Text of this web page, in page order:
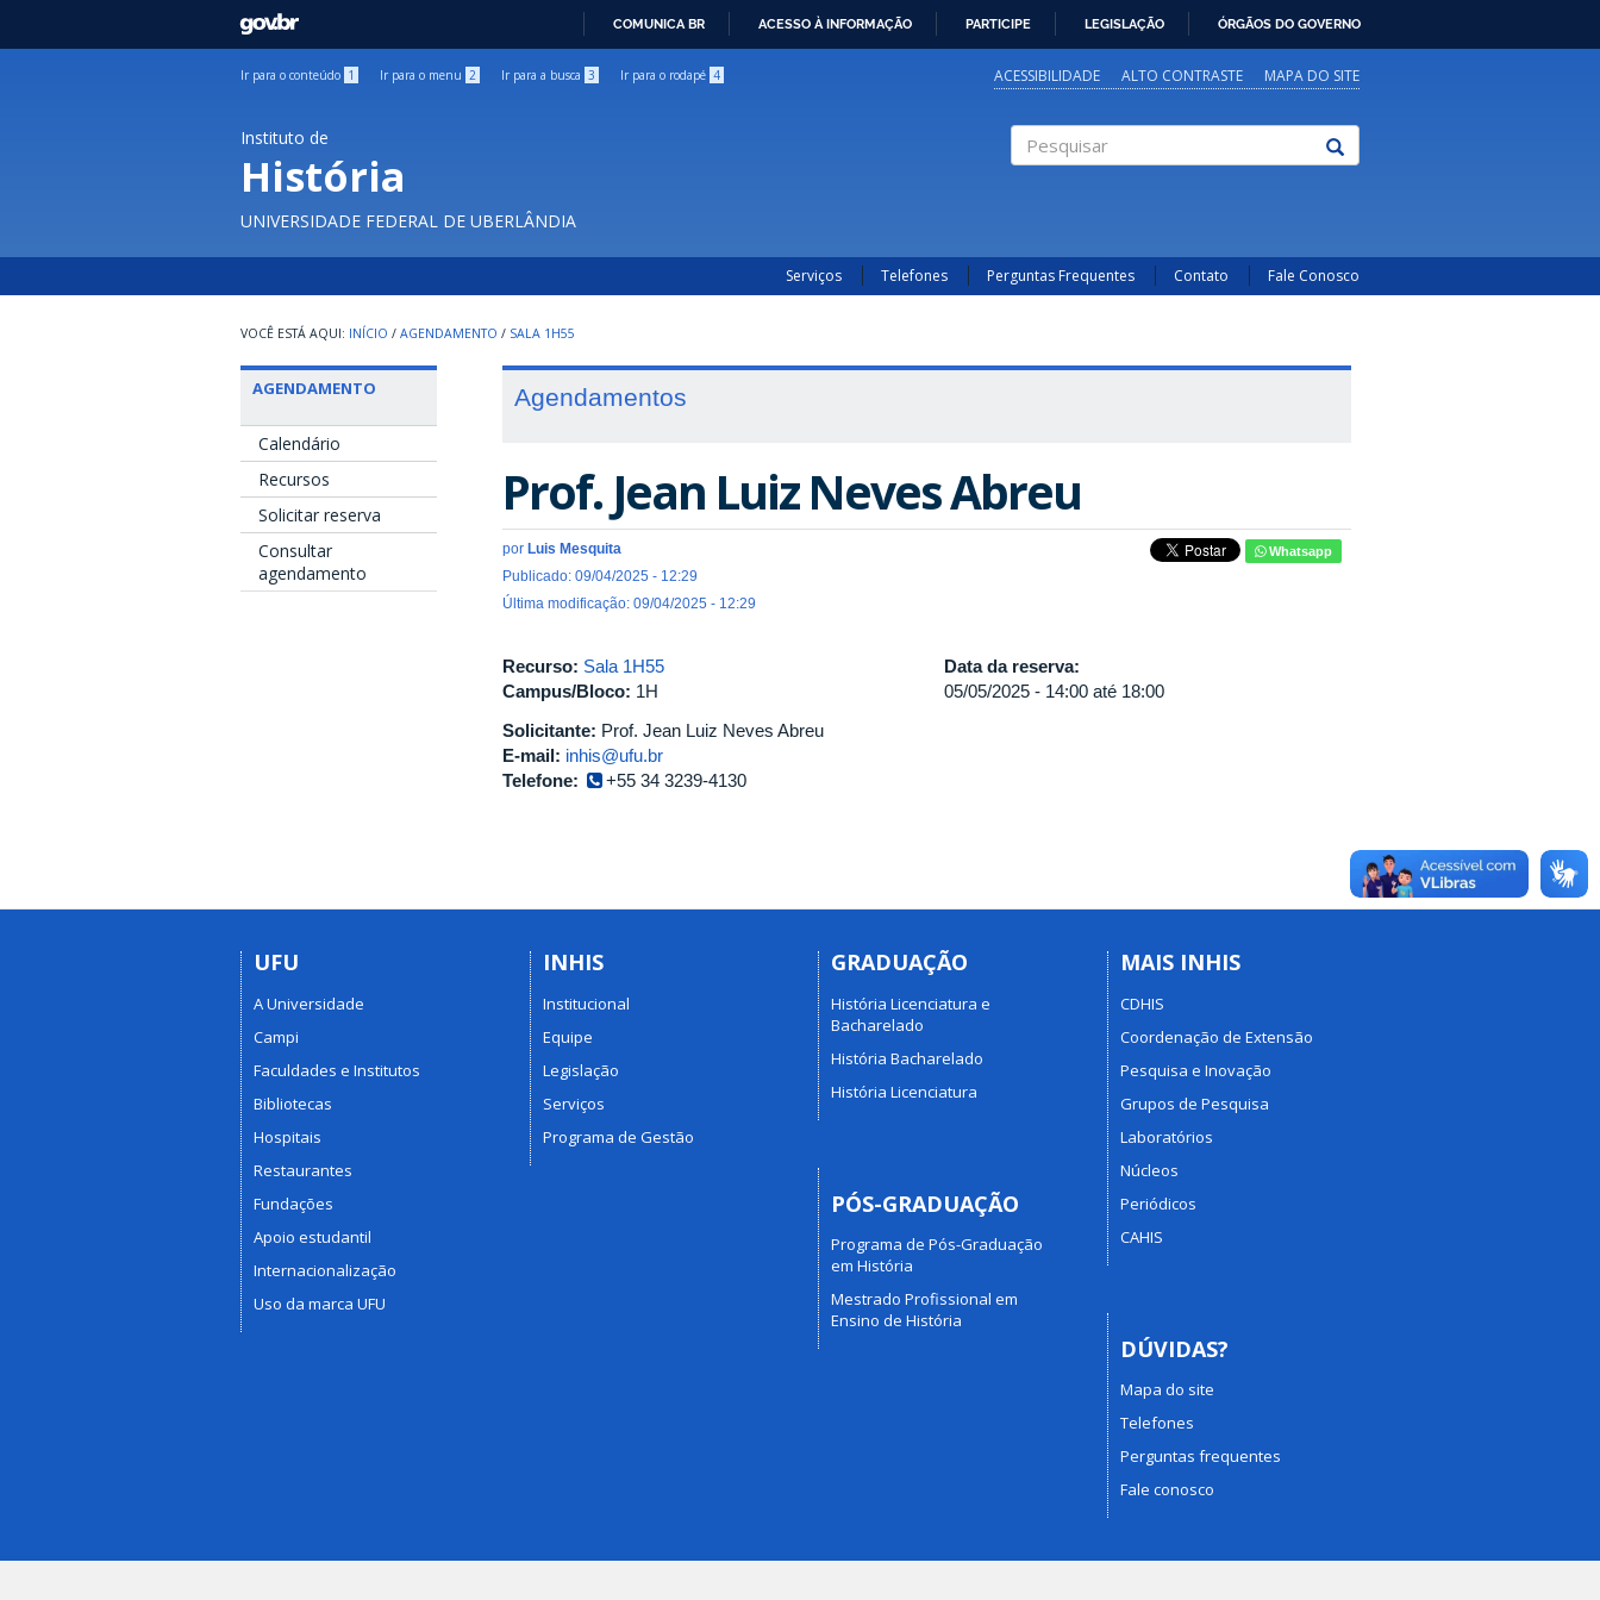
GOVBR
COMUNICA BR ACESSO À INFORMAÇÃO PARTICIPE LEGISLAÇÃO ÓRGÃOS DO GOVERNO
Ir para o conteúdo 1 Ir para o menu 2 Ir para a busca 3 Ir para o rodapé 4 ACESSIBILIDADE ALTO CONTRASTE MAPA DO SITE
Instituto de
História
UNIVERSIDADE FEDERAL DE UBERLÂNDIA
Serviços Telefones Perguntas Frequentes Contato Fale Conosco
INÍCIO / AGENDAMENTO / SALA 1H55
AGENDAMENTO
Calendário
Recursos
Solicitar reserva
Consultar
agendamento
Agendamentos
Prof. Jean Luiz Neves Abreu
por Luis Mesquita
Publicado: 09/04/2025 - 12:29
Última modificação: 09/04/2025 - 12:29
Whatsapp
Recurso: Sala 1H55
Campus/Bloco: 1H
Solicitante: Prof. Jean Luiz Neves Abreu
E-mail: inhis@ufu.br
Telefone:
+55 34 3239-4130
Data da reserva:
05/05/2025 - 14:00 até 18:00
UFU
A Universidade
Campi
Faculdades e Institutos
Bibliotecas
Hospitais
Restaurantes
Fundações
Apoio estudantil
Internacionalização
Uso da marca UFU
INHIS
Institucional
Equipe
Legislação
Serviços
Programa de Gestão
GRADUAÇÃO
História Licenciatura e
Bacharelado
História Bacharelado
História Licenciatura
PÓS-GRADUAÇÃO
Programa de Pós-Graduação
em História
Mestrado Profissional em
Ensino de História
MAIS INHIS
CDHIS
Coordenação de Extensão
Pesquisa e Inovação
Grupos de Pesquisa
Laboratórios
Núcleos
Periódicos
CAHIS
DÚVIDAS?
Mapa do site
Telefones
Perguntas frequentes
Fale conosco